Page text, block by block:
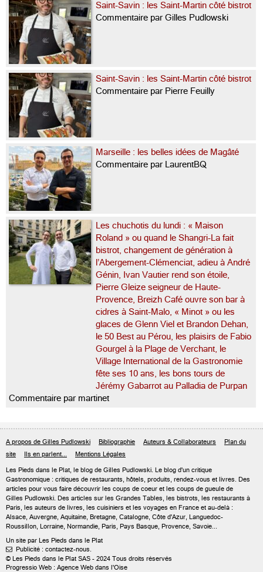
Saint-Savin : les Saint-Martin côté bistrot
Commentaire par Gilles Pudlowski
Saint-Savin : les Saint-Martin côté bistrot
Commentaire par Pierre Feuilly
Marseille : les belles idées de Magâté
Commentaire par LaurentBQ
Les chuchotis du lundi : « Maison
Roland » ou quand le Shangri-La fait
bistrot, changement de génération à
l’Abergement-Clémenciat, adieu à André
Génin, Ivan Vautier rend son étoile,
Pierre Gleize seigneur de Haute-
Provence, Breizh Café ouvre son bar à
cidres à Saint-Malo, « Minot » ou les
glaces de Glenn Viel et Brandon Dehan,
le 50 Best au Pérou, les plaisirs de Fabio
Gourgel à la Plage de Verchant, le
Village International de la Gastronomie
fête ses 10 ans, les bons tours de
Jérémy Gabarrot au Palladia de Purpan
Commentaire par martinet
A propos de Gilles Pudlowski Bibliographie Auteurs & Collaborateurs
Plan du
site
Ils en parlent... Mentions Légales
Les Pieds dans le Plat, le blog de Gilles Pudlowski. Le blog d'un critique
Gastronomique : critiques de restaurants, hôtels, produits, rendez-vous et livres. Des
articles pour vous faire découvrir les coups de coeur et les coups de gueule de
Gilles Pudlowski. Des articles sur les Grandes Tables, les bistrots, les restaurants à
Paris, les auteurs de livres, les cuisiniers et les voyages en France et au-delà :
Alsace, Auvergne, Aquitaine, Bretagne, Catalogne, Côte d'Azur, Languedoc-
Roussillon, Lorraine, Normandie, Paris, Pays Basque, Provence, Savoie...
Un site par Les Pieds dans le Plat
 Publicité : contactez-nous.
© Les Pieds dans le Plat SAS - 2024 Tous droits réservés
Progressio Web : Agence Web dans l'Oise